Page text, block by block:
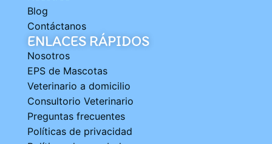
Blog
Contáctanos
ENLACES RÁPIDOS
Nosotros
EPS de Mascotas
Veterinario a domicilio
Consultorio Veterinario
Preguntas frecuentes
Políticas de privacidad